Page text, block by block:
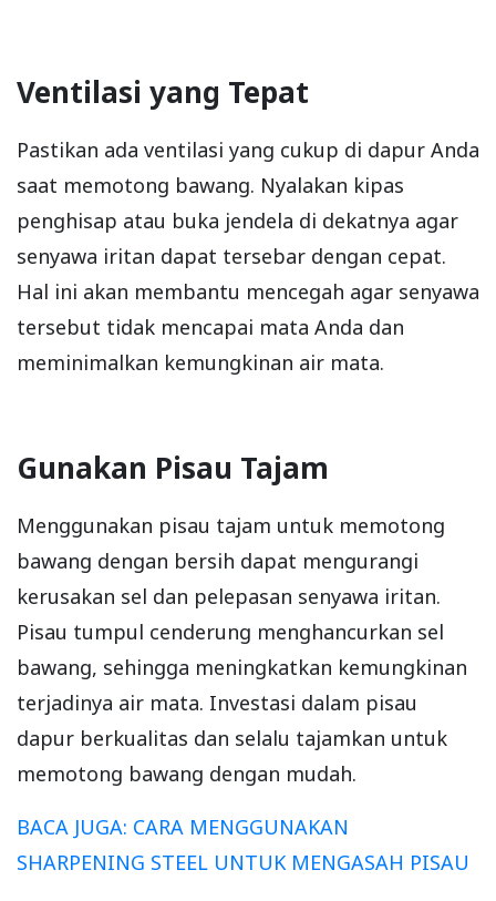
Ventilasi yang Tepat
Pastikan ada ventilasi yang cukup di dapur Anda
saat memotong bawang. Nyalakan kipas
penghisap atau buka jendela di dekatnya agar
senyawa iritan dapat tersebar dengan cepat.
Hal ini akan membantu mencegah agar senyawa
tersebut tidak mencapai mata Anda dan
meminimalkan kemungkinan air mata.
Gunakan Pisau Tajam
Menggunakan pisau tajam untuk memotong
bawang dengan bersih dapat mengurangi
kerusakan sel dan pelepasan senyawa iritan.
Pisau tumpul cenderung menghancurkan sel
bawang, sehingga meningkatkan kemungkinan
terjadinya air mata. Investasi dalam pisau
dapur berkualitas dan selalu tajamkan untuk
memotong bawang dengan mudah.
BACA JUGA: CARA MENGGUNAKAN
SHARPENING STEEL UNTUK MENGASAH PISAU